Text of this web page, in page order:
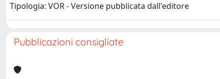
Tipologia: VOR - Versione pubblicata dall'editore
Pubblicazioni consigliate